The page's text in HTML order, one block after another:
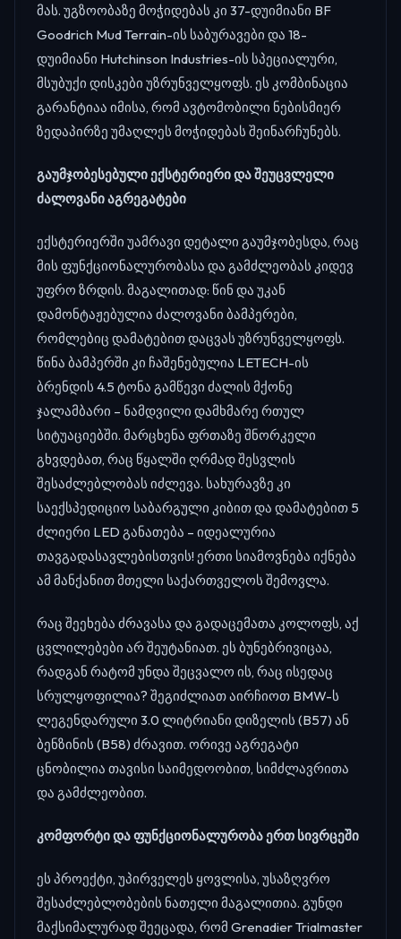
მას. უგზოობაზე მოჭიდებას კი 37-დუიმიანი BF
Goodrich Mud Terrain-ის საბურავები და 18-
დუიმიანი Hutchinson Industries-ის სპეციალური,
მსუბუქი დისკები უზრუნველყოფს. ეს კომბინაცია
გარანტიაა იმისა, რომ ავტომობილი ნებისმიერ
ზედაპირზე უმაღლეს მოჭიდებას შეინარჩუნებს.
გაუმჯობესებული ექსტერიერი და შეუცვლელი
ძალოვანი აგრეგატები
ექსტერიერში უამრავი დეტალი გაუმჯობესდა, რაც
მის ფუნქციონალურობასა და გამძლეობას კიდევ
უფრო ზრდის. მაგალითად: წინ და უკან
დამონტაჟებულია ძალოვანი ბამპერები,
რომლებიც დამატებით დაცვას უზრუნველყოფს.
წინა ბამპერში კი ჩაშენებულია LETECH-ის
ბრენდის 4.5 ტონა გამწევი ძალის მქონე
ჯალამბარი – ნამდვილი დამხმარე რთულ
სიტუაციებში. მარცხენა ფრთაზე შნორკელი
გხვდებათ, რაც წყალში ღრმად შესვლის
შესაძლებლობას იძლევა. სახურავზე კი
საექსპედიციო საბარგული კიბით და დამატებით 5
ძლიერი LED განათება – იდეალურია
თავგადასავლებისთვის! ერთი სიამოვნება იქნება
ამ მანქანით მთელი საქართველოს შემოვლა.
რაც შეეხება ძრავასა და გადაცემათა კოლოფს, აქ
ცვლილებები არ შეუტანიათ. ეს ბუნებრივიცაა,
რადგან რატომ უნდა შეცვალო ის, რაც ისედაც
სრულყოფილია? შეგიძლიათ აირჩიოთ BMW-ს
ლეგენდარული 3.0 ლიტრიანი დიზელის (B57) ან
ბენზინის (B58) ძრავით. ორივე აგრეგატი
ცნობილია თავისი საიმედოობით, სიმძლავრითა
და გამძლეობით.
კომფორტი და ფუნქციონალურობა ერთ სივრცეში
ეს პროექტი, უპირველეს ყოვლისა, უსაზღვრო
შესაძლებლობების ნათელი მაგალითია. გუნდი
მაქსიმალურად შეეცადა, რომ Grenadier Trialmaster